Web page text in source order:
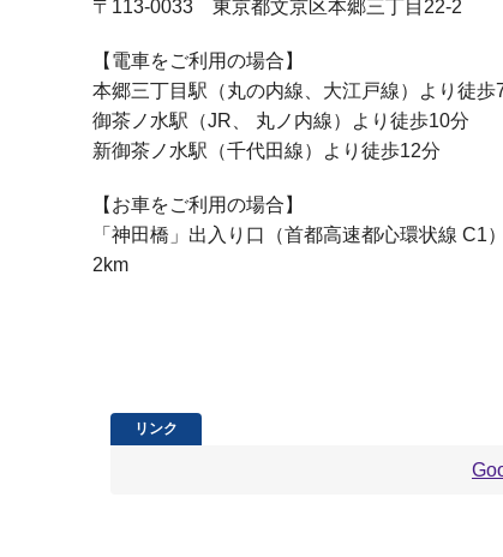
〒113-0033 東京都文京区本郷三丁目22-2
【電車をご利用の場合】
本郷三丁目駅（丸の内線、大江戸線）より徒歩
御茶ノ水駅（JR、 丸ノ内線）より徒歩10分
新御茶ノ水駅（千代田線）より徒歩12分
【お車をご利用の場合】
「神田橋」出入り口（首都高速都心環状線 C1
2km